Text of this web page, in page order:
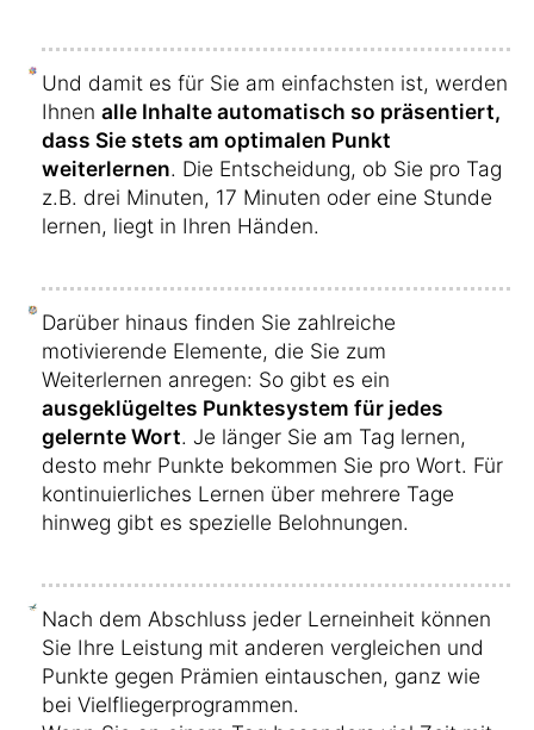
Und damit es für Sie am einfachsten ist, werden
Ihnen alle Inhalte automatisch so präsentiert,
dass Sie stets am optimalen Punkt
weiterlernen. Die Entscheidung, ob Sie pro Tag
z.B. drei Minuten, 17 Minuten oder eine Stunde
lernen, liegt in Ihren Händen.
Darüber hinaus finden Sie zahlreiche
motivierende Elemente, die Sie zum
Weiterlernen anregen: So gibt es ein
ausgeklügeltes Punktesystem für jedes
gelernte Wort. Je länger Sie am Tag lernen,
desto mehr Punkte bekommen Sie pro Wort. Für
kontinuierliches Lernen über mehrere Tage
hinweg gibt es spezielle Belohnungen.
Nach dem Abschluss jeder Lerneinheit können
Sie Ihre Leistung mit anderen vergleichen und
Punkte gegen Prämien eintauschen, ganz wie
bei Vielfliegerprogrammen.